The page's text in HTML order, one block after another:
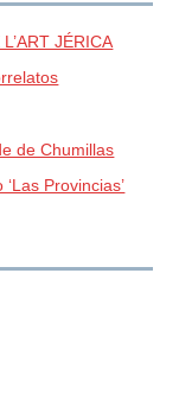
JÉRICA
de Chumillas
Provincias’